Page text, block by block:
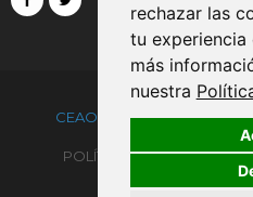
rechazar las
tu experiencia
más
nuestra
CEAOGANDARAS.ORG ®
POLÍTICA DE PRIVACIDAD
AVISO LEGAL